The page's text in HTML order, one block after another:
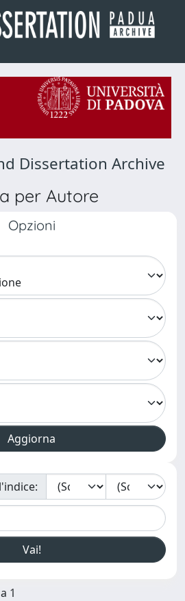
Dissertation Archive
per Autore
Opzioni
1